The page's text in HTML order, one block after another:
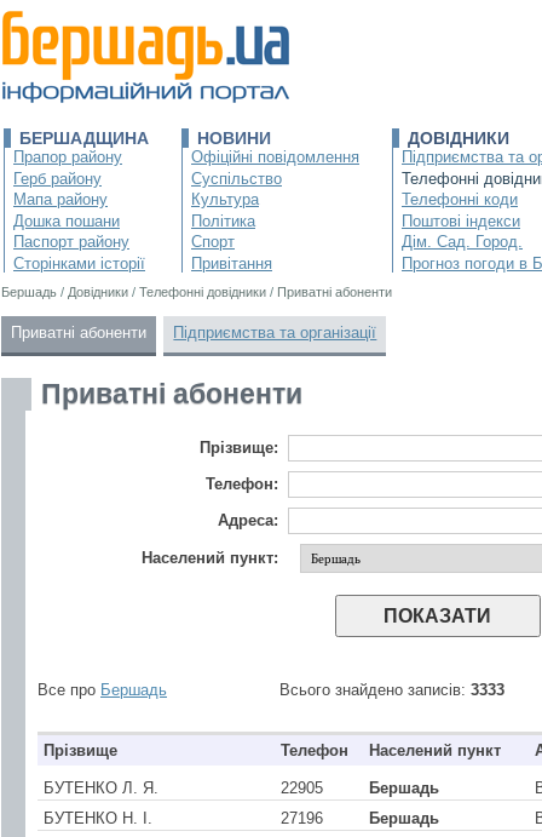
БЕРШАДЩИНА
Прапор району
Герб району
Мапа району
Дошка пошани
Паспорт району
Сторінками історії
НОВИНИ
Офіційні повідомлення
Суспільство
Культура
Політика
Спорт
Привітання
ДОВІДНИКИ
Підприємства та
Телефонні
Телефонні коди
Поштові індекси
Дім. Сад. Город.
Прогноз погоди в
Бершадь / Довідники / Телефонні довідники / Приватні абоненти
Приватні абоненти Підприємства та організації
Приватні абоненти
Прізвище:
Телефон:
Адреса:
Населений пункт:
Все про Бершадь Всього знайдено записів: 3333
Прізвище Телефон Населений пункт
БУТЕНКО Л. Я. 22905 Бершадь
БУТЕНКО Н. I.
27196 Бершадь